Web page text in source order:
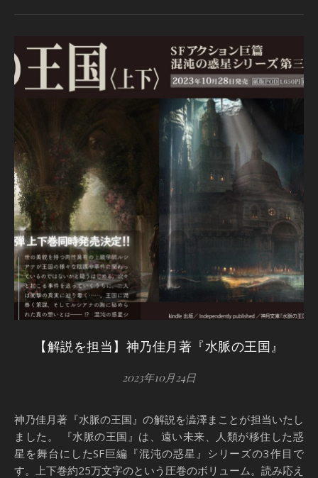
【解説を担当】神乃佳月著『水脈の王国』
2023年10月24日
神乃佳月著『水脈の王国』の解説を澁澤まことが担当いたし
ました。 『水脈の王国』は、遠い未来、人類が移住した惑
星を舞台にしたSF巨編『混沌の惑星』シリーズの3作目で
す。上下巻約25万文字のという圧巻のボリューム。読み応え